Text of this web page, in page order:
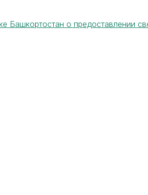
Башкортостан о предоставлении